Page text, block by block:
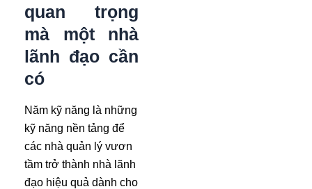
quan trọng
mà một nhà
lãnh đạo cần
có
Năm kỹ năng là những
kỹ năng nền tảng để
các nhà quản lý vươn
tầm trở thành nhà lãnh
đạo hiệu quả dành cho